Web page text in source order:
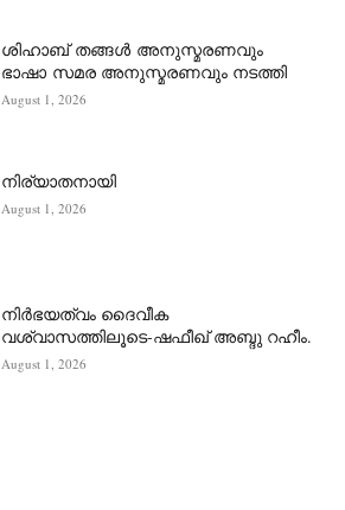
ശിഹാബ് തങ്ങൾ അനുസ്മരണവും
ഭാഷാ സമര അനുസ്മരണവും നടത്തി
August 1, 2026
നിര്യാതനായി
August 1, 2026
നിർഭയത്വം ദൈവീക
വശ്വാസത്തിലൂടെ-ഷഫീഖ് അബ്ദു റഹീം.
August 1, 2026